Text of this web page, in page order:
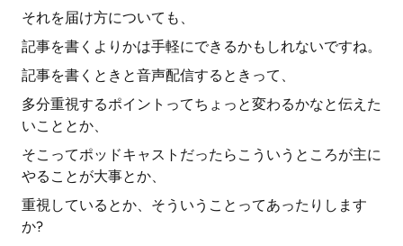
それを届け方についても、
記事を書くよりかは手軽にできるかもしれないですね。
記事を書くときと音声配信するときって、
多分重視するポイントってちょっと変わるかなと伝えた
いこととか、
そこってポッドキャストだったらこういうところが主に
やることが大事とか、
重視しているとか、そういうことってあったりします
か?